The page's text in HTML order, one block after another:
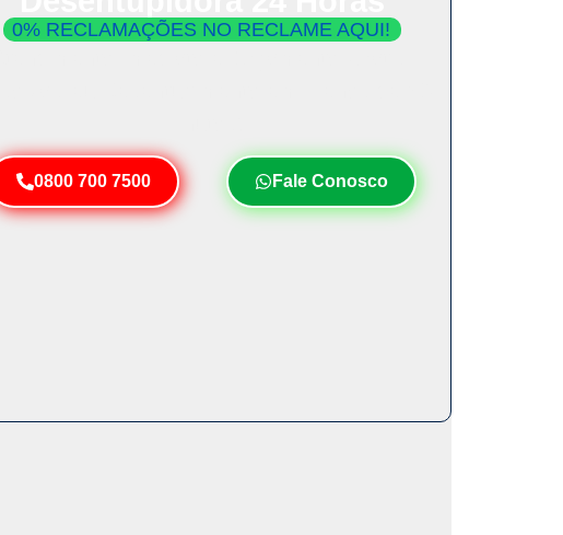
0% RECLAMAÇÕES NO RECLAME AQUI!
0800 700 7500 Fale Conosco